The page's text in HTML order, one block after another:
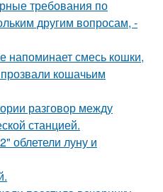
требования по
другим вопросам, -
напоминает смесь кошки,
кошачьим
разговор между
станцией.
облетели луну и